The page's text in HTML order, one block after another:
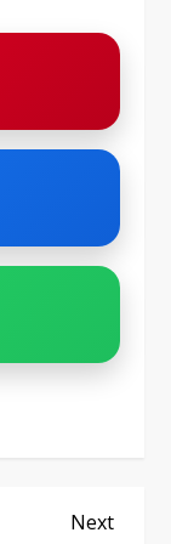
Next
Next